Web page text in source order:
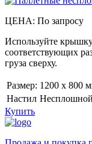
ЦЕНА: По запросу
Используйте
соответствующих
груза сверху.
Размер: 1200 х 800
Настил Несплошной
Купить